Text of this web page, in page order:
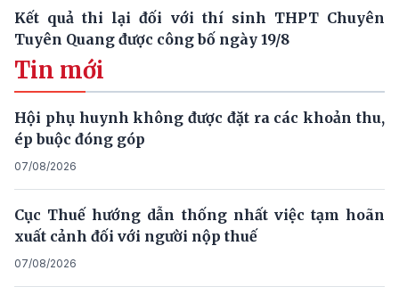
Kết quả thi lại đối với thí sinh THPT Chuyên
Tuyên Quang được công bố ngày 19/8
Tin mới
Hội phụ huynh không được đặt ra các khoản thu,
ép buộc đóng góp
07/08/2026
Cục Thuế hướng dẫn thống nhất việc tạm hoãn
xuất cảnh đối với người nộp thuế
07/08/2026